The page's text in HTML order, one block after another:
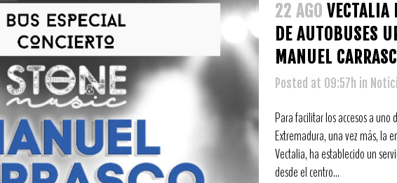
22 AGO VECTALIA
DE AUTOBUSES
MANUEL
Posted at 09:57h in
Para facilitar los accesos a
Extremadura, una vez más, la
Vectalia, ha establecido un
desde el centro...